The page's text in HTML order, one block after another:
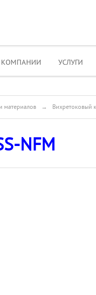
КОМПАНИИ УСЛУГИ
материалов → Вихретоковый
NFM